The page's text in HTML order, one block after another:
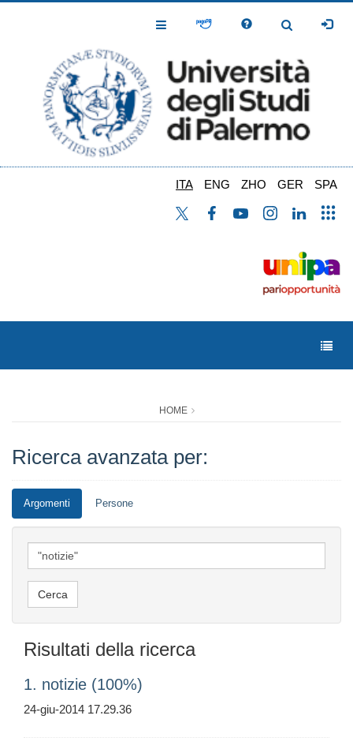
Toggle
Toggle
ITA ENG ZHO GER SPA
HOME
Ricerca avanzata per:
Argomenti Persone
Risultati della ricerca
1. notizie (100%)
24-giu-2014 17.29.36